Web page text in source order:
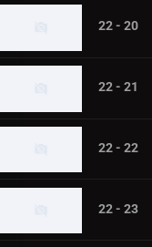
22 - 20
22 - 21
22 - 22
22 - 23